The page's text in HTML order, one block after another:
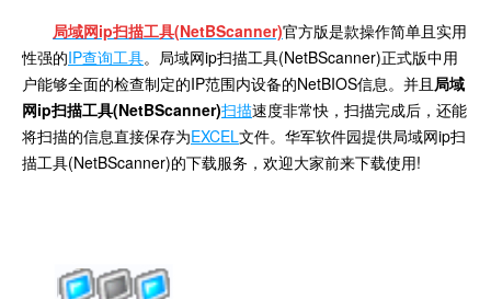
局域网ip扫描工具(NetBScanner)官方版是款操作简单且实用
性强的IP查询工具。局域网ip扫描工具(NetBScanner)正式版中用
户能够全面的检查制定的IP范围内设备的NetBIOS信息。并且 局域
网ip扫描工具(NetBScanner)扫描速度非常快，扫描完成后，还能
将扫描的信息直接保存为EXCEL文件。华军软件园提供局域网ip扫
描工具(NetBScanner)的下载服务，欢迎大家前来下载使用!